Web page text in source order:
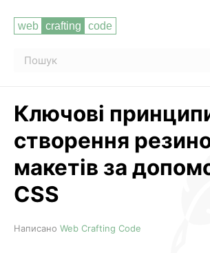
Ключові
створення
макетів за
CSS
Написано Web Crafting Code